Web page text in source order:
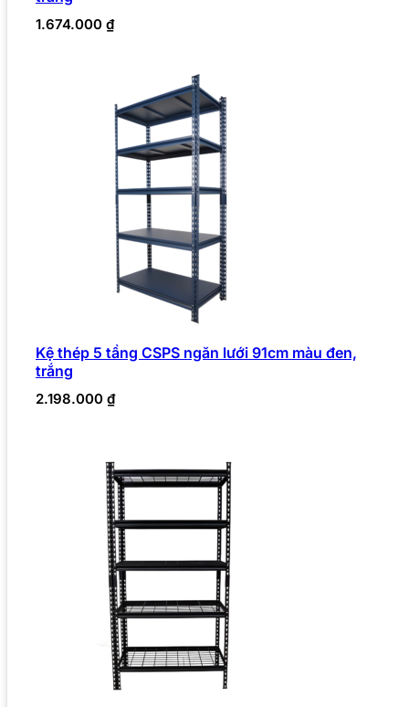
1.674.000 ₫
Kệ thép 5 tầng CSPS ngăn lưới 91cm màu đen,
trắng
2.198.000 ₫